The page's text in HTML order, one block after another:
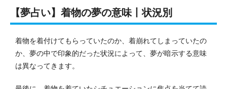
【夢占い】着物の夢の意味丨状況別
着物を着付けてもらっていたのか、着崩れてしまっていたの
か、夢の中で印象的だった状況によって、夢が暗示する意味
は異なってきます。